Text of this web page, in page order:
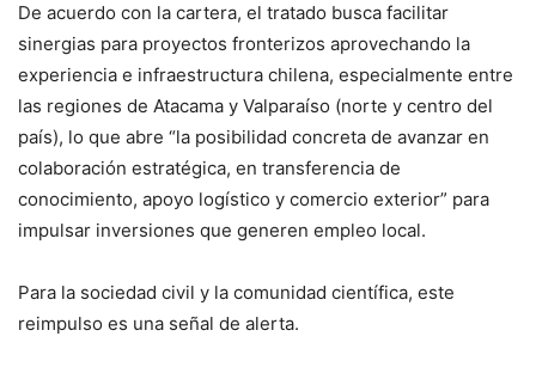
De acuerdo con la cartera, el tratado busca facilitar
sinergias para proyectos fronterizos aprovechando la
experiencia e infraestructura chilena, especialmente entre
las regiones de Atacama y Valparaíso (norte y centro del
país), lo que abre “la posibilidad concreta de avanzar en
colaboración estratégica, en transferencia de
conocimiento, apoyo logístico y comercio exterior” para
impulsar inversiones que generen empleo local.
Para la sociedad civil y la comunidad científica, este
reimpulso es una señal de alerta.